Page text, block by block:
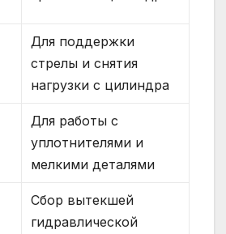
Для поддержки
стрелы и снятия
нагрузки с цилиндра
Для работы с
уплотнителями и
мелкими деталями
Сбор вытекшей
гидравлической